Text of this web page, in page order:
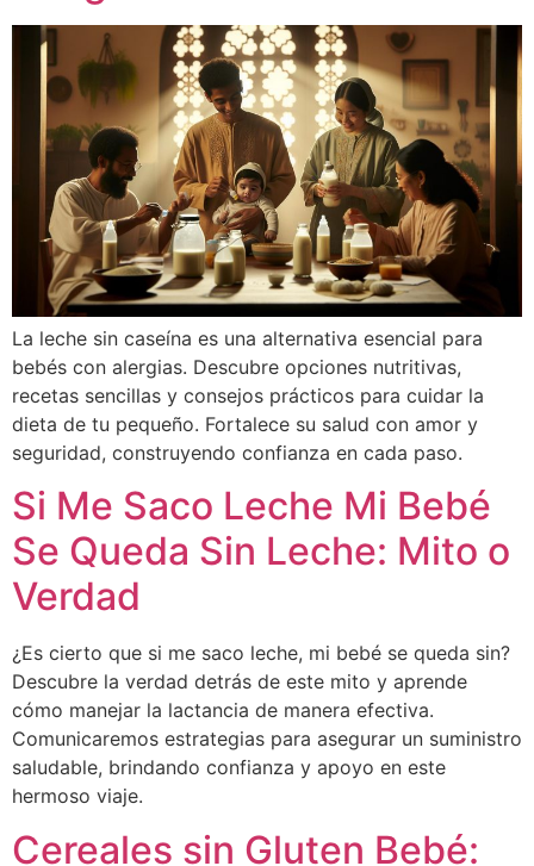
La leche sin caseína es una alternativa esencial para
bebés con alergias. Descubre opciones nutritivas,
recetas sencillas y consejos prácticos para cuidar la
dieta de tu pequeño. Fortalece su salud con amor y
seguridad, construyendo confianza en cada paso.
Si Me Saco Leche Mi Bebé
Se Queda Sin Leche: Mito o
Verdad
¿Es cierto que si me saco leche, mi bebé se queda sin?
Descubre la verdad detrás de este mito y aprende
cómo manejar la lactancia de manera efectiva.
Comunicaremos estrategias para asegurar un suministro
saludable, brindando confianza y apoyo en este
hermoso viaje.
Cereales sin Gluten Bebé: